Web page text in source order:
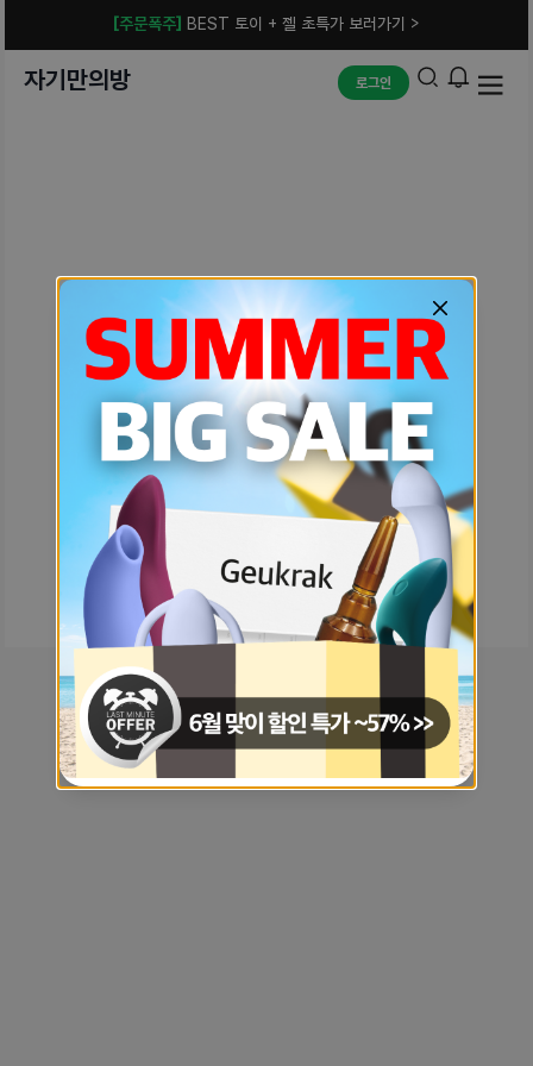
[주문폭주] BEST 토이 + 젤 초특가 보러가기 >
자기만의방 로그인
예상치 못한 에러입니다.